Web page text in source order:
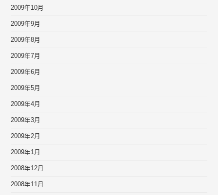
2009年10月
2009年9月
2009年8月
2009年7月
2009年6月
2009年5月
2009年4月
2009年3月
2009年2月
2009年1月
2008年12月
2008年11月